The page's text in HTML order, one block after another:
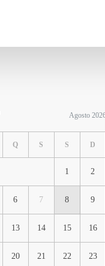
Agosto
Q S S D
1 2
6 7 8 9
13 14 15 16
20 21 22 23